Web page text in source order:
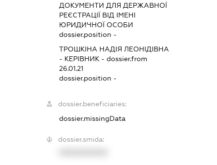
ДОКУМЕНТИ ДЛЯ ДЕРЖАВНОЇ
РЕЄСТРАЦІЇ ВІД ІМЕНІ
ЮРИДИЧНОЇ ОСОБИ
dossier.position -
ТРОШКІНА НАДІЯ ЛЕОНІДІВНА
- КЕРІВНИК - dossier.from
26.01.21
dossier.position -
dossier.beneficiaries:
dossier.missingData
dossier.smida: